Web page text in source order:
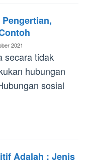
2021
secara tidak
hubungan
sosial
Adalah : Jenis